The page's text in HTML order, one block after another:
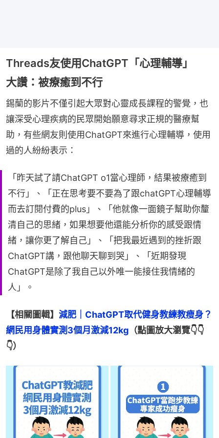
Threads友使用ChatGPT「心理輔導」
大讚：被療癒到不行
錫蘭的影片不僅引起大眾對心靈成長課程的警覺，也
讓深受心理疾病的民眾開始願意尋求正規的醫療幫
助，有些網友則使用ChatGPT來進行心理輔導，使用
過的人紛紛表示：
「昨天試了請ChatGPT o1當心理師，結果被療癒到
不行」、「正在思考要不要為了跟chatGPT心理輔導
而去訂閱付費的plus」、「他就像一面鏡子幫助你釐
清自己的思緒，如果想要他還能分析你的感受跟情
緒，讓你更了解自己」、「把我最近遇到的挫折跟
ChatGPT講，跟他聊天聊到哭」、「近期發現
ChatGPT是除了我自己以外唯一能接住我情緒的
人」。
【相關圖輯】 減肥｜ChatGPT取代健身教練教瘦身？
網民用身體實測3個月激減12kg （點圖放大瀏覽👇👇
👇）